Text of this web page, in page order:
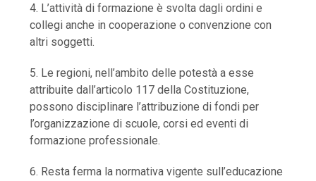
4. L’attività di formazione è svolta dagli ordini e
collegi anche in cooperazione o convenzione con
altri soggetti.
5. Le regioni, nell’ambito delle potestà a esse
attribuite dall’articolo 117 della Costituzione,
possono disciplinare l’attribuzione di fondi per
l’organizzazione di scuole, corsi ed eventi di
formazione professionale.
6. Resta ferma la normativa vigente sull’educazione